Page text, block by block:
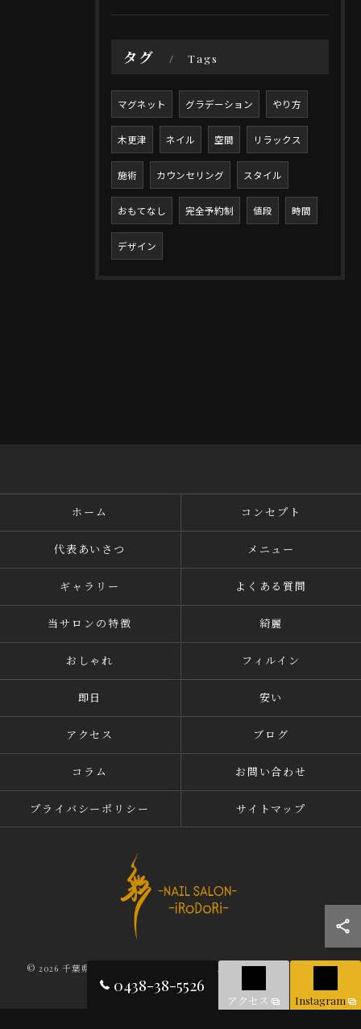
タグ Tags
マグネット グラデーション やり方
木更津 ネイル 空間 リラックス
施術 カウンセリング スタイル
おもてなし 完全予約制 値段 時間
デザイン
0438-38-5526
アクセス Instagram
ホーム コンセプト
代表あいさつ メニュー
ギャラリー よくある質問
当サロンの特徴 綺麗
おしゃれ フィルイン
即日 安い
アクセス ブログ
コラム お問い合わせ
プライバシーポリシー サイトマップ
© 2026 千葉県木更津のネイルならNAIL SALON iRoDoRi ALL RIGHTS
RESERVED.